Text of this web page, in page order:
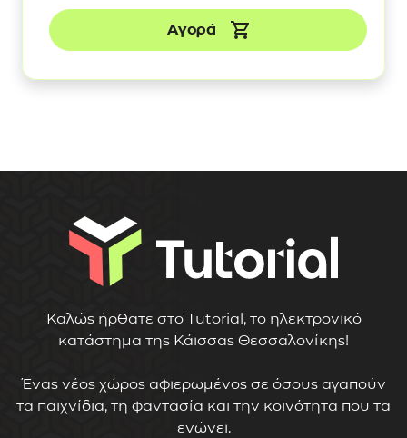
Αγορά
Καλώς ήρθατε στο Tutorial, το ηλεκτρονικό
κατάστημα της Κάισσας Θεσσαλονίκης!
Ένας νέος χώρος αφιερωμένος σε όσους αγαπούν
τα παιχνίδια, τη φαντασία και την κοινότητα που τα
ενώνει.